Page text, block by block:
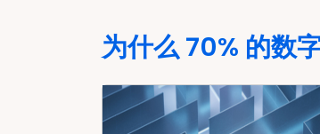
为什么 70% 的数